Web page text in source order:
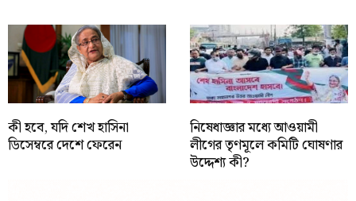
কী হবে, যদি শেখ হাসিনা
ডিসেম্বরে দেশে ফেরেন
নিষেধাজ্ঞার মধ্যে আওয়ামী
লীগের তৃণমূলে কমিটি ঘোষণার
উদ্দেশ্য কী?